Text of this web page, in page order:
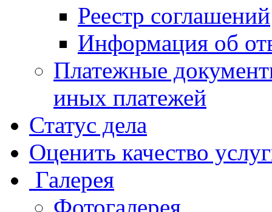
Реестр соглашений
Информация об
Платежные
иных платежей
Статус дела
Оценить качество
Галерея